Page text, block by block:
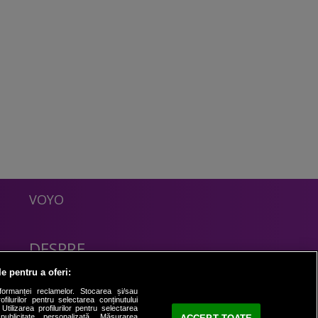
VOYO
DESPRE
Politica Confidentialitate
Contact
pentru a oferi:
reclamelor. Stocarea și/sau
pentru selectarea conținutului
profilurilor pentru selectarea